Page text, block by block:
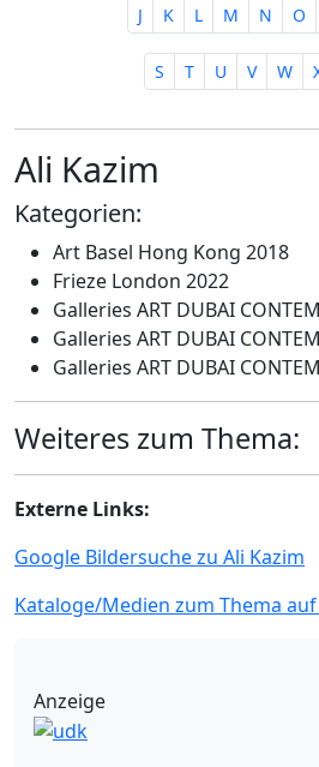
J K L M N O
S T U V W
Ali Kazim
Kategorien:
Art Basel Hong Kong 2018
Frieze London 2022
Galleries ART DUBAI
Galleries ART DUBAI
Galleries ART DUBAI
Weiteres zum Thema:
Externe Links:
Google Bildersuche zu Ali Kazim
Kataloge/Medien zum Thema
Anzeige